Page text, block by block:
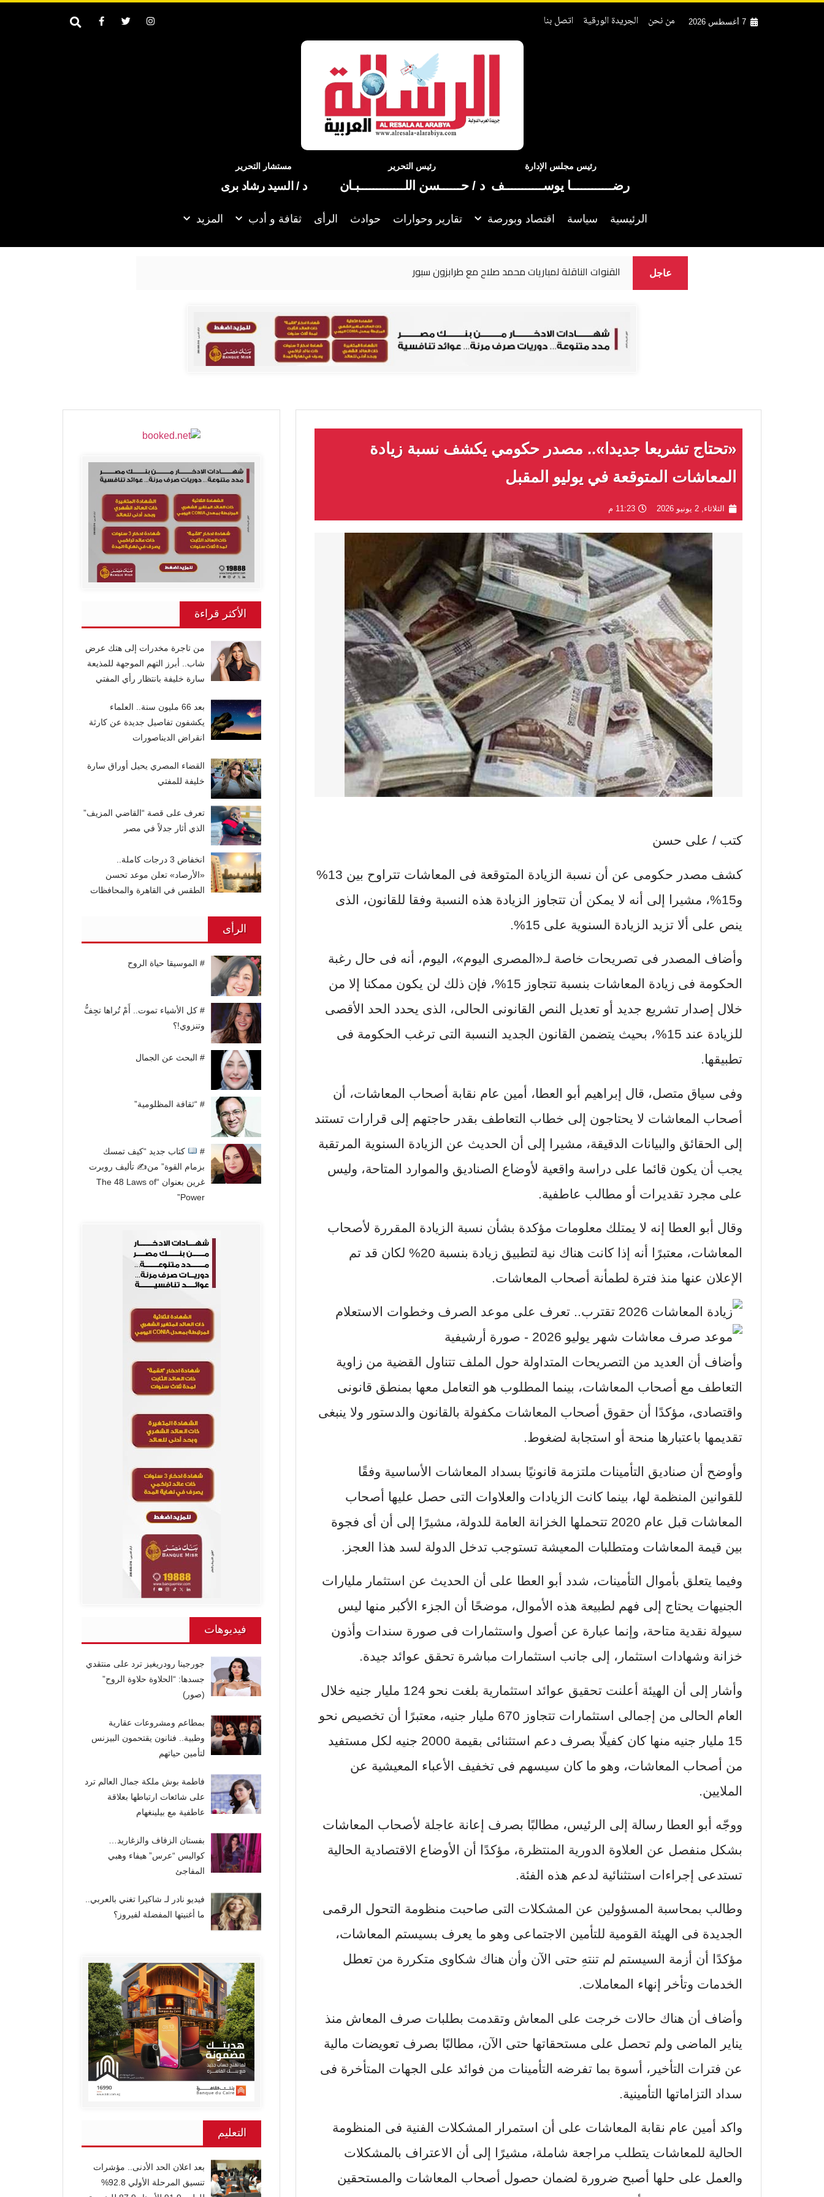
7 أغسطس 2026 من نحن الجريدة الورقية اتصل بنا
رئيس مجلس الإدارة
رضــــــــــــا يوســـــــــــف
رئيس التحرير
د / حــــــسن اللـــــــــــــبـان
مستشار التحرير
د / السيد رشاد برى
الرئيسية سياسة اقتصاد وبورصة تقارير وحوارات حوادث الرأى ثقافة و أدب المزيد
عاجل القنوات الناقلة لمباريات محمد صلاح مع طرابزون سبور
«تحتاج تشريعا جديدا».. مصدر حكومي يكشف نسبة زيادة
المعاشات المتوقعة في يوليو المقبل
الثلاثاء, 2 يونيو 2026 11:23 م
كتب / على حسن
كشف مصدر حكومى عن أن نسبة الزيادة المتوقعة فى المعاشات تتراوح بين 13%
و15%، مشيرا إلى أنه لا يمكن أن تتجاوز الزيادة هذه النسبة وفقا للقانون، الذى
ينص على ألا تزيد الزيادة السنوية على 15%.
وأضاف المصدر فى تصريحات خاصة لـ«المصرى اليوم»، اليوم، أنه فى حال رغبة
الحكومة فى زيادة المعاشات بنسبة تتجاوز 15%، فإن ذلك لن يكون ممكنا إلا من
خلال إصدار تشريع جديد أو تعديل النص القانونى الحالى، الذى يحدد الحد الأقصى
للزيادة عند 15%، بحيث يتضمن القانون الجديد النسبة التى ترغب الحكومة فى
تطبيقها.
وفى سياق متصل، قال إبراهيم أبو العطا، أمين عام نقابة أصحاب المعاشات، أن
أصحاب المعاشات لا يحتاجون إلى خطاب التعاطف بقدر حاجتهم إلى قرارات تستند
إلى الحقائق والبيانات الدقيقة، مشيرا إلى أن الحديث عن الزيادة السنوية المرتقبة
يجب أن يكون قائما على دراسة واقعية لأوضاع الصناديق والموارد المتاحة، وليس
على مجرد تقديرات أو مطالب عاطفية.
وقال أبو العطا إنه لا يمتلك معلومات مؤكدة بشأن نسبة الزيادة المقررة لأصحاب
المعاشات، معتبرًا أنه إذا كانت هناك نية لتطبيق زيادة بنسبة 20% لكان قد تم
الإعلان عنها منذ فترة لطمأنة أصحاب المعاشات.
وأضاف أن العديد من التصريحات المتداولة حول الملف تتناول القضية من زاوية
التعاطف مع أصحاب المعاشات، بينما المطلوب هو التعامل معها بمنطق قانونى
واقتصادى، مؤكدًا أن حقوق أصحاب المعاشات مكفولة بالقانون والدستور ولا ينبغى
تقديمها باعتبارها منحة أو استجابة لضغوط.
وأوضح أن صناديق التأمينات ملتزمة قانونيًا بسداد المعاشات الأساسية وفقًا
للقوانين المنظمة لها، بينما كانت الزيادات والعلاوات التى حصل عليها أصحاب
المعاشات قبل عام 2020 تتحملها الخزانة العامة للدولة، مشيرًا إلى أن أى فجوة
بين قيمة المعاشات ومتطلبات المعيشة تستوجب تدخل الدولة لسد هذا العجز.
وفيما يتعلق بأموال التأمينات، شدد أبو العطا على أن الحديث عن استثمار مليارات
الجنيهات يحتاج إلى فهم لطبيعة هذه الأموال، موضحًا أن الجزء الأكبر منها ليس
سيولة نقدية متاحة، وإنما عبارة عن أصول واستثمارات فى صورة سندات وأذون
خزانة وشهادات استثمار، إلى جانب استثمارات مباشرة تحقق عوائد جيدة.
وأشار إلى أن الهيئة أعلنت تحقيق عوائد استثمارية بلغت نحو 124 مليار جنيه خلال
العام الحالى من إجمالى استثمارات تتجاوز 670 مليار جنيه، معتبرًا أن تخصيص نحو
15 مليار جنيه منها كان كفيلًا بصرف دعم استثنائى بقيمة 2000 جنيه لكل مستفيد
من أصحاب المعاشات، وهو ما كان سيسهم فى تخفيف الأعباء المعيشية عن
الملايين.
ووجّه أبو العطا رسالة إلى الرئيس، مطالبًا بصرف إعانة عاجلة لأصحاب المعاشات
بشكل منفصل عن العلاوة الدورية المنتظرة، مؤكدًا أن الأوضاع الاقتصادية الحالية
تستدعى إجراءات استثنائية لدعم هذه الفئة.
وطالب بمحاسبة المسؤولين عن المشكلات التى صاحبت منظومة التحول الرقمى
الجديدة فى الهيئة القومية للتأمين الاجتماعى وهو ما يعرف بسيستم المعاشات،
مؤكدًا أن أزمة السيستم لم تنتهِ حتى الآن وأن هناك شكاوى متكررة من تعطل
الخدمات وتأخر إنهاء المعاملات.
وأضاف أن هناك حالات خرجت على المعاش وتقدمت بطلبات صرف المعاش منذ
يناير الماضى ولم تحصل على مستحقاتها حتى الآن، مطالبًا بصرف تعويضات مالية
عن فترات التأخير، أسوة بما تفرضه التأمينات من فوائد على الجهات المتأخرة فى
سداد التزاماتها التأمينية.
واكد أمين عام نقابة المعاشات على أن استمرار المشكلات الفنية فى المنظومة
الحالية للمعاشات يتطلب مراجعة شاملة، مشيرًا إلى أن الاعتراف بالمشكلات
والعمل على حلها أصبح ضرورة لضمان حصول أصحاب المعاشات والمستحقين
الأكثر قراءة
من تاجرة مخدرات إلى هتك عرض
شاب.. أبرز التهم الموجهة للمذيعة
سارة خليفة بانتظار رأي المفتي
بعد 66 مليون سنة.. العلماء
يكشفون تفاصيل جديدة عن كارثة
انقراض الديناصورات
القضاء المصري يحيل أوراق سارة
خليفة للمفتي
تعرف على قصة “القاضي المزيف”
الذي أثار جدلاً في مصر
انخفاض 3 درجات كاملة..
«الأرصاد» تعلن موعد تحسن
الطقس في القاهرة والمحافظات
الرأى
# الموسيقا حياة الروح
# كل الأشياء تموت.. أَمْ تُراها تجِفُّ
وتنزوي!؟
# البحث عن الجمال
# “ثقافة المظلومية”
#
كتاب جديد “كيف تمسك
بزمام القوة” من✍ تأليف روبرت
غرين بعنوان “The 48 Laws of
Power”
فيديوهات
جورجينا رودريغيز ترد على منتقدي
جسدها: “الحلاوة حلاوة الروح”
(صور)
بمطاعم ومشروعات عقارية
وطبية.. فنانون يقتحمون البيزنس
لتأمين حياتهم
فاطمة بوش ملكة جمال العالم ترد
على شائعات ارتباطها بعلاقة
عاطفية مع بيلينغهام
بفستان الزفاف والزغاريد…
كواليس “عرس” هيفاء وهبي
المفاجئ
فيديو نادر لـ شاكيرا تغني بالعربي..
ما أغنيتها المفضلة لفيروز؟
التعليم
بعد اعلان الحد الأدنى.. مؤشرات
تنسيق المرحلة الأولي 92.8%